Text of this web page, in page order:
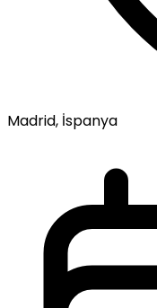
Madrid, İspanya